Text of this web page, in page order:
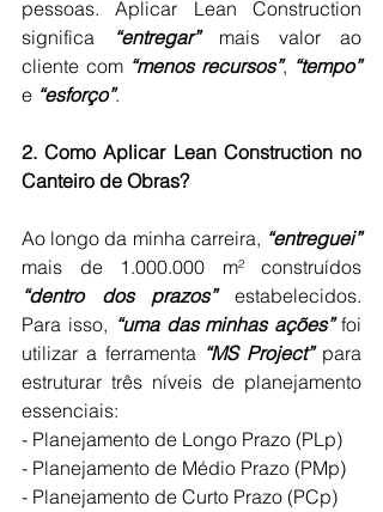
pessoas. Aplicar Lean Construction
significa
“entregar” mais valor ao
cliente com “menos recursos”, “tempo”
e “esforço”.
2. Como Aplicar Lean Construction no
Canteiro de Obras?
Ao longo da minha carreira, “entreguei”
“dentro dos prazos” estabelecidos.
Para isso, “uma das minhas ações” foi
utilizar a ferramenta “MS Project” para
estruturar três níveis de planejamento
essenciais:
- Planejamento de Longo Prazo (PLp)
- Planejamento de Médio Prazo (PMp)
- Planejamento de Curto Prazo (PCp)